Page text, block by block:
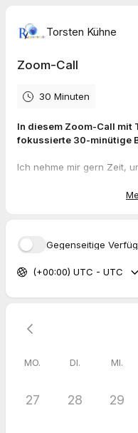
Torsten Kühne
Zoom-Call
30 Minuten
In diesem Zoom-Call mit
fokussierte 30-minütige
Ich nehme mir gern Zeit,
und die Möglichkeit,
Gegenseitige
(+00:00) UTC - UTC
MO. DI. MI.
27 28 29